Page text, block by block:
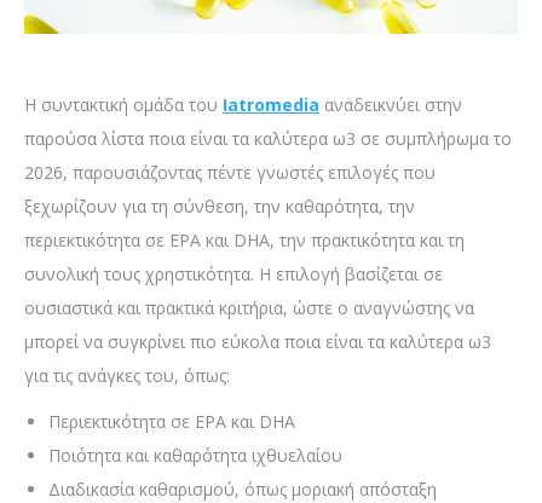
Η συντακτική ομάδα του Iatromedia αναδεικνύει στην
παρούσα λίστα ποια είναι τα καλύτερα ω3 σε συμπλήρωμα το
2026, παρουσιάζοντας πέντε γνωστές επιλογές που
ξεχωρίζουν για τη σύνθεση, την καθαρότητα, την
περιεκτικότητα σε EPA και DHA, την πρακτικότητα και τη
συνολική τους χρηστικότητα. Η επιλογή βασίζεται σε
ουσιαστικά και πρακτικά κριτήρια, ώστε ο αναγνώστης να
μπορεί να συγκρίνει πιο εύκολα ποια είναι τα καλύτερα ω3
για τις ανάγκες του, όπως:
Περιεκτικότητα σε EPA και DHA
Ποιότητα και καθαρότητα ιχθυελαίου
Διαδικασία καθαρισμού, όπως μοριακή απόσταξη